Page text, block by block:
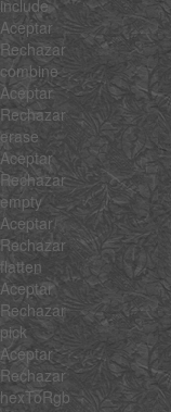
include
Aceptar
Rechazar
combine
Aceptar
Rechazar
erase
Aceptar
Rechazar
empty
Aceptar
Rechazar
flatten
Aceptar
Rechazar
pick
Aceptar
Rechazar
hexToRgb